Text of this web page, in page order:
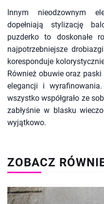
Innym nieodzownym
dopełniają stylizację
puzderko to doskonałe
najpotrzebniejsze
koresponduje
Również obuwie oraz
elegancji i
wszystko współgrało ze
zabłyśnie w blasku
wyjątkowo.
ZOBACZ